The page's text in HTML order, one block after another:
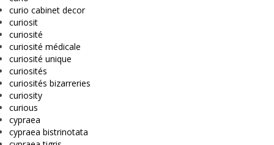
curio cabinet decor
curiosit
curiosité
curiosité médicale
curiosité unique
curiosités
curiosités bizarreries
curiosity
curious
cypraea
cypraea bistrinotata